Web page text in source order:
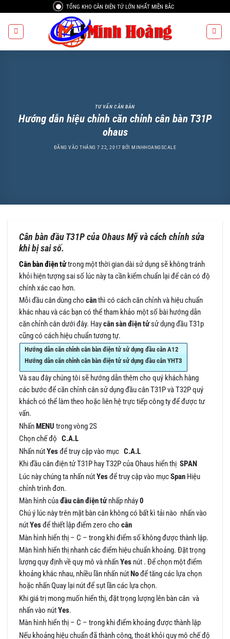
nội
dung
TỔNG KHO CÂN ĐIỆN TỬ LỚN NHẤT MIỀN BẮC
TƯ VẤN CÂN BÀN
Hướng dẫn hiệu chỉnh căn chỉnh cân bàn T31P
ohaus
ĐĂNG VÀOTHÁNG 7 22, 2017 BỞIMINHHOANGSCALE
Cân bàn đầu T31P của Ohaus Mỹ và cách chỉnh sửa
khi bị sai số.
Cân bàn điện tửtrong một thời gian dài sử dụng sẽ không tránh
khỏi hiện tượng sai số lúc này ta cần kiểm chuẩn lại để cân có độ
chính xác cao hơn.
Mỗi đầu cân dùng chocânthì có cách căn chỉnh và hiệu chuẩn
khác nhau và các bạn có thể tham khảo một số bài hướng dẫn
căn chỉnh cân dưới đây. Haycân sàn điện tửsử dụng đầu T31p
cũng có cách hiệu chuẩn tương tự.
Hướng dẫn căn chỉnh cân bàn điện tử sử dụng đầu cân A12
Hướng dẫn căn chỉnh cân bàn điện tử sử dụng đầu cân YHT3
Và sau đây chúng tôi sẽ hướng dẫn thêm cho quý khách hàng
các bước để căn chỉnh cân sử dụng đầu cân T31P và T32P quý
khách có thể làm theo hoặc liên hệ trực tiếp công ty để được tư
vấn.
NhấnMENU trong vòng 2S
Chọn chế độC.A.L
Nhấn nútYesđể truy cập vào mụcC.A.L
Khi đầu cân điện tử T31P hay T32P của Ohaus hiển thịSPAN
Lúc này chúng ta nhấn nútYesđể truy cập vào mụcSpan Hiệu
chỉnh trình đơn.
Màn hình củađầu cân điện tửnhấp nháy0
Chú ý lúc này trên mặt bàn cân không có bất kì tải nào nhấn vào
nútYesđể thiết lập điểm zero chocân
Màn hình hiển thị – C – trong khi điểm số không được thành lập.
Màn hình hiển thị nhanh các điểm hiệu chuẩn khoảng. Đặt trọng
lượng quy định về quy mô và nhấnYes nút . Để chọn một điểm
khoảng khác nhau, nhiều lần nhấn nút Nođể tăng các lựa chọn
hoặc nhấn Quay lại nút để sụt lần các lựa chọn.
Khi giá trị mong muốn hiển thị, đặt trọng lượng lên bàn cân và
nhấn vào nútYes.
Màn hình hiển thị – C – trong khi điểm khoảng được thành lập
Nếu khoảng hiệu chuẩn đã thành công, thoát khỏi quy mô chế độ